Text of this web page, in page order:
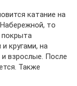
катание на
то
покрыта
кругами, на
взрослые. После
Также